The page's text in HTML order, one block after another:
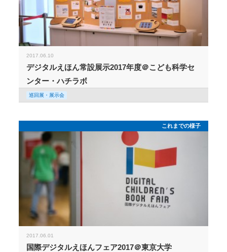
2017.06.10
デジタルえほん常設展示2017年度＠こども科学セ
ンター・ハチラボ
巡回展・展示会
これまでの様子
2017.06.01
国際デジタルえほんフェア2017＠東京大学